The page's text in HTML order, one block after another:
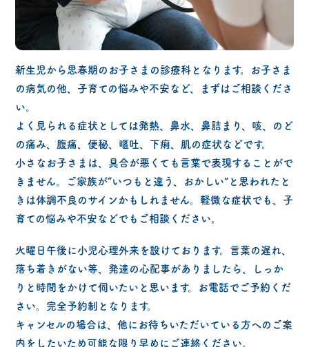
新生児から思春期のお子さまの診療科となります。お子さま
の病気の他、子育ての悩みや不安など、まずはご相談くださ
い。
よく見られる症状としては発熱、鼻水、鼻詰まり、咳、のど
の痛み、腹痛、便秘、嘔吐、下痢、肌の症状などです。
小さなお子さまは、具合が悪くても言葉で表現することがで
きません。ご家族が“いつもと違う、おかしい”と思われたと
きは体調不良のサインかもしれません。軽微な症状でも、子
育ての悩みや不安などでもご相談ください。
火曜日午後に小児心理外来を設けております。言葉の遅れ、
落ち着きがない等、発達の心配事がありましたら、しっか
りと時間をかけて伺いたいと思います。お電話でご予約くだ
さい。完全予約制となります。
キャンセルの場合は、他にお待ちいただいている方へのご案
内をしたいため可能な限り早めにご連絡ください。